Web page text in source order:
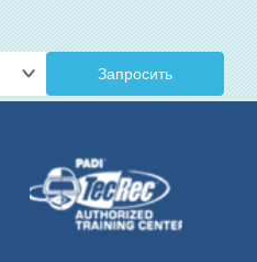
Запросить